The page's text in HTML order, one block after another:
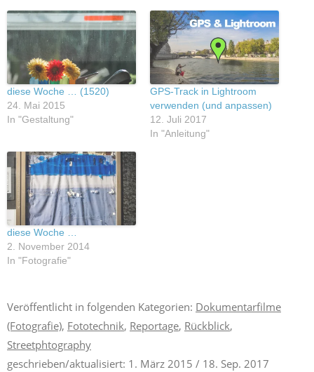
diese Woche … (1520)
24. Mai 2015
In "Gestaltung"
GPS-Track in Lightroom
verwenden (und anpassen)
12. Juli 2017
In "Anleitung"
diese Woche …
2. November 2014
In "Fotografie"
Veröffentlicht in folgenden Kategorien: Dokumentarfilme
(Fotografie), Fototechnik, Reportage, Rückblick,
Streetphtography
geschrieben/aktualisiert: 1. März 2015 / 18. Sep. 2017